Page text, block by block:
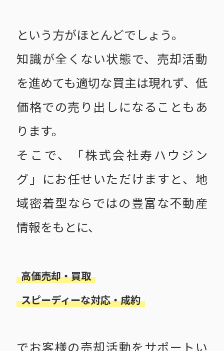
という方がほとんどでしょう。
知識が全くない状態で、売却活動
を進めても適切な買主は現れず、低
価格での売り出しになることもあ
ります。
そこで、「株式会社寿ハウジン
グ」にお任せいただけますと、地
域密着型ならではの豊富な不動産
情報をもとに、
高価売却・買取
スピーディーな対応・成約
でお客様の売却活動をサポートい